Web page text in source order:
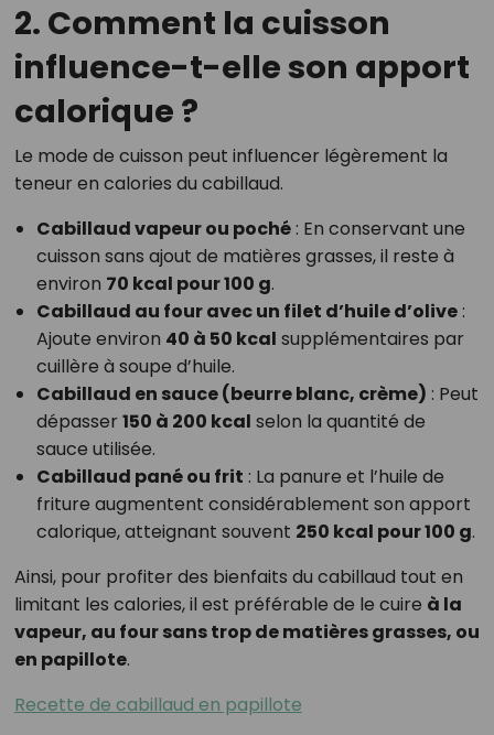
2. Comment la cuisson
influence-t-elle son apport
calorique ?
Le mode de cuisson peut influencer légèrement la
teneur en calories du cabillaud.
Cabillaud vapeur ou poché: En conservant une
cuisson sans ajout de matières grasses, il reste à
environ 70 kcal pour 100 g.
Cabillaud au four avec un filet d’huile d’olive:
Ajoute environ 40 à 50 kcal supplémentaires par
cuillère à soupe d’huile.
Cabillaud en sauce (beurre blanc, crème) : Peut
dépasser 150 à 200 kcal selon la quantité de
sauce utilisée.
Cabillaud pané ou frit : La panure et l’huile de
friture augmentent considérablement son apport
calorique, atteignant souvent 250 kcal pour 100 g.
Ainsi, pour profiter des bienfaits du cabillaud tout en
limitant les calories, il est préférable de le cuire à la
vapeur, au four sans trop de matières grasses, ou
en papillote.
Recette de cabillaud en papillote